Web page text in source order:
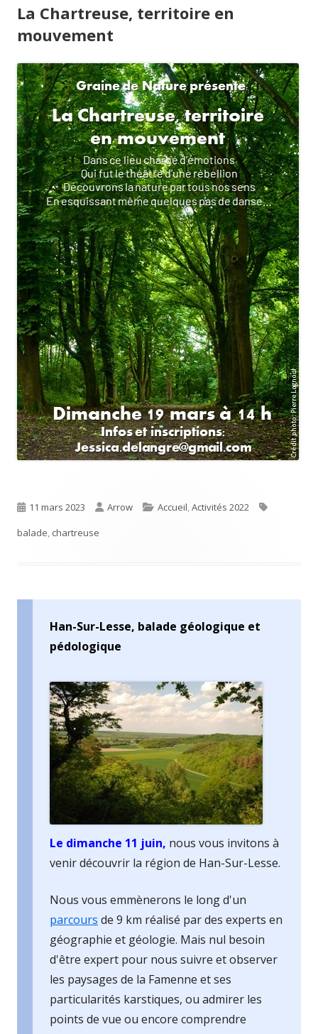
La Chartreuse, territoire en
mouvement
Publié
le
11 mars 2023 Auteur
Arrow Catégories
Accueil,Activités 2022
balade, chartreuse
Han-Sur-Lesse, balade géologique et
pédologique
Le dimanche 11 juin, nous vous invitons à
venir découvrir la région de Han-Sur-Lesse.
Nous vous emmènerons le long d'un
parcours de 9 km réalisé par des experts en
géographie et géologie. Mais nul besoin
d'être expert pour nous suivre et observer
les paysages de la Famenne et ses
particularités karstiques, ou admirer les
points de vue ou encore comprendre